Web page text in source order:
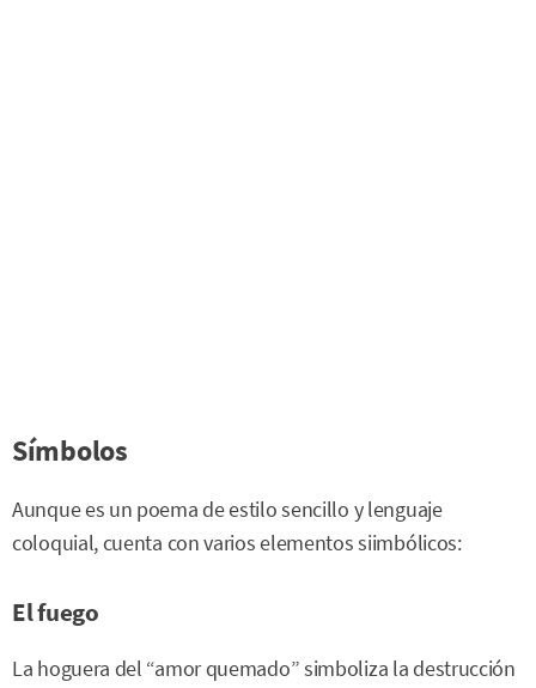
Símbolos
Aunque es un poema de estilo sencillo y lenguaje
coloquial, cuenta con varios elementos siimbólicos:
El fuego
La hoguera del “amor quemado” simboliza la destrucción